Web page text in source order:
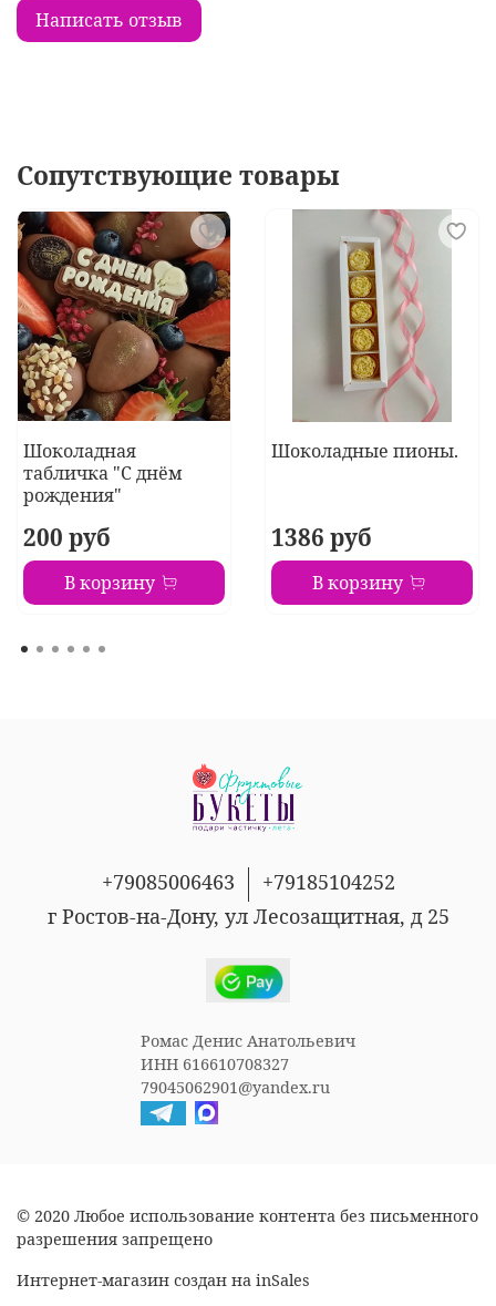
Написать отзыв
Сопутствующие товары
Шоколадная
табличка "С днём
рождения"
200 руб
В корзину
Шоколадные пионы.
1386 руб
В корзину
+79085006463
+79185104252
г Ростов-на-Дону, ул Лесозащитная, д 25
Ромас Денис Анатольевич
ИНН 616610708327
79045062901@yandex.ru
© 2020 Любое использование контента без письменного
разрешения запрещено
Интернет-магазин создан на inSales